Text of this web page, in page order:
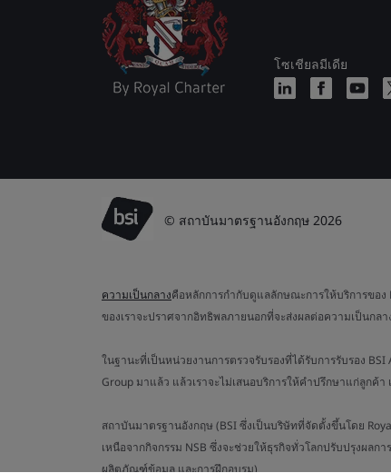
โซเชียลมีเดีย
© สถาบันมาตรฐานอังกฤษ 2026
ความเป็นกลางคือหลักการกำกับดูแลลักษณะการให้บริการของ
ของเราจะปราศจากอิทธิพลภายนอกที่จะส่งผลต่อความเป็นกล
ในฐานะที่เป็นหน่วยงานการตรวจรับรองที่ได้รับการรับรอง
Group มาแล้ว แล้วเราจะไม่เสนอบริการให้คำปรึกษาแก่ลูกค้
สถาบันมาตรฐานอังกฤษ (BSI ซึ่งเป็นบริษัทที่จัดตั้งขึ้นโดย
เหนือจากกิจกรรม NSB ซึ่งจะช่วยให้ธุรกิจทั่วโลกปรับปรุงผ
ผลิตภัณฑ์ข้อมูล และการฝึกอบรม)